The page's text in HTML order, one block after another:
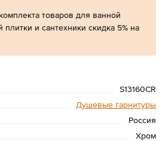
товаров для ванной
и сантехники скидка 5% на
S13160CR
Душевые гарнитуры
Россия
Хром